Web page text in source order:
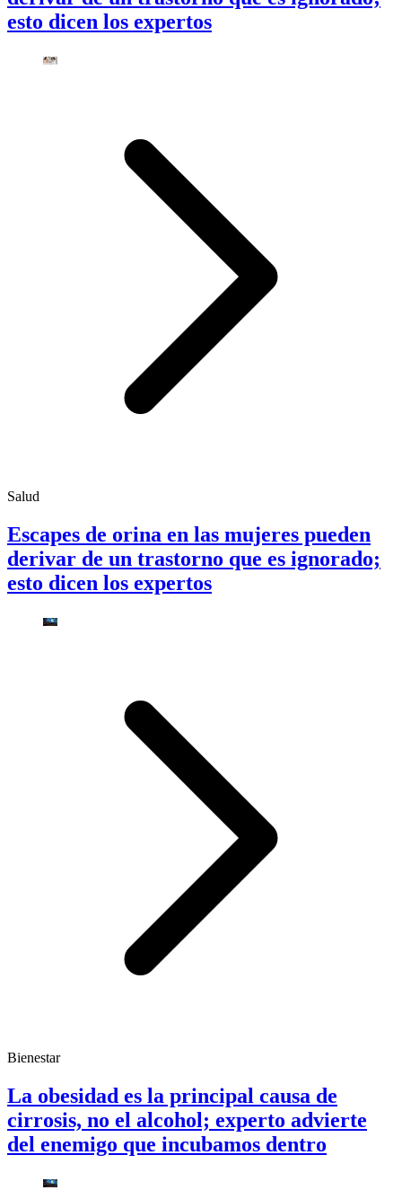
esto dicen los expertos
Salud
Escapes de orina en las mujeres pueden
derivar de un trastorno que es ignorado;
esto dicen los expertos
Bienestar
La obesidad es la principal causa de
cirrosis, no el alcohol; experto advierte
del enemigo que incubamos dentro